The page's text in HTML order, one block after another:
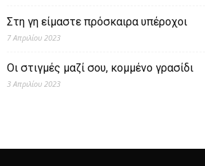
Στη γη είμαστε πρόσκαιρα υπέροχοι
7 Απριλίου 2023
Οι στιγμές μαζί σου, κομμένο γρασίδι
3 Απριλίου 2023